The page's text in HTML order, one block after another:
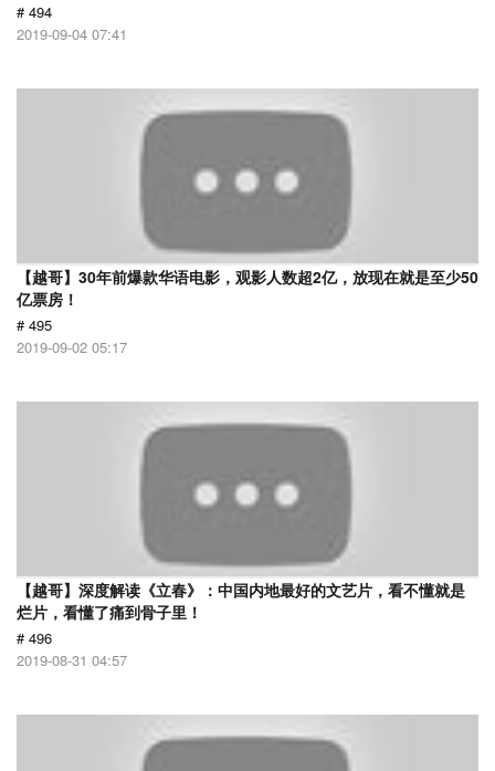
# 494
2019-09-04 07:41
【越哥】30年前爆款华语电影，观影人数超2亿，放现在就是至少50
亿票房！
# 495
2019-09-02 05:17
【越哥】深度解读《立春》：中国内地最好的文艺片，看不懂就是
烂片，看懂了痛到骨子里！
# 496
2019-08-31 04:57